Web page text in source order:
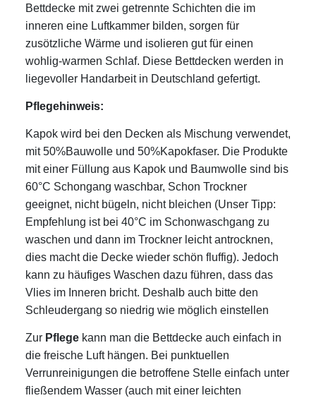
Bettdecke mit zwei getrennte Schichten die im
inneren eine Luftkammer bilden, sorgen für
zusötzliche Wärme und isolieren gut für einen
wohlig-warmen Schlaf. Diese Bettdecken werden in
liegevoller Handarbeit in Deutschland gefertigt.
Pflegehinweis:
Kapok wird bei den Decken als Mischung verwendet,
mit 50%Bauwolle und 50%Kapokfaser. Die Produkte
mit einer Füllung aus Kapok und Baumwolle sind bis
60°C Schongang waschbar, Schon Trockner
geeignet, nicht bügeln, nicht bleichen (Unser Tipp:
Empfehlung ist bei 40°C im Schonwaschgang zu
waschen und dann im Trockner leicht antrocknen,
dies macht die Decke wieder schön fluffig). Jedoch
kann zu häufiges Waschen dazu führen, dass das
Vlies im Inneren bricht. Deshalb auch bitte den
Schleudergang so niedrig wie möglich einstellen
Zur Pflege kann man die Bettdecke auch einfach in
die freische Luft hängen. Bei punktuellen
Verrunreinigungen die betroffene Stelle einfach unter
fließendem Wasser (auch mit einer leichten